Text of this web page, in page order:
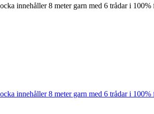
innehåller 8 meter garn med 6 trådar i
innehåller 8 meter garn med 6 trådar i